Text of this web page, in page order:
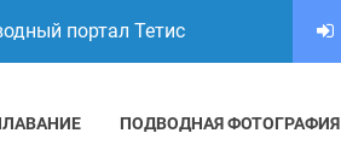
портал Тетис
ПОДВОДНАЯ ФОТОГРАФИЯ